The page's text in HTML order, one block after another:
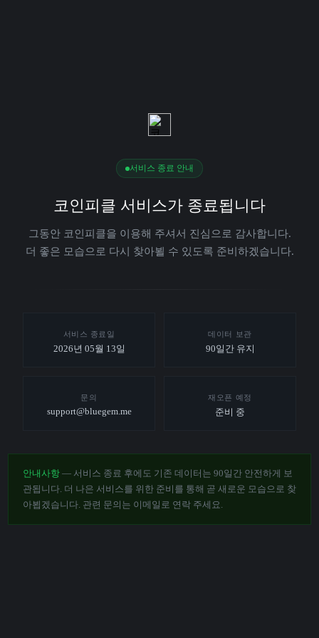
서비스 종료 안내
코인피클 서비스가 종료됩니다
그동안 코인피클을 이용해 주셔서 진심으로 감사합니다.
더 좋은 모습으로 다시 찾아뵐 수 있도록 준비하겠습니다.
서비스 종료일
2026년 05월 13일
데이터 보관
90일간 유지
문의
support@bluegem.me
재오픈 예정
준비 중
안내사항 — 서비스 종료 후에도 기존 데이터는 90일간 안전하게 보
관됩니다. 더 나은 서비스를 위한 준비를 통해 곧 새로운 모습으로 찾
아뵙겠습니다. 관련 문의는 이메일로 연락 주세요.